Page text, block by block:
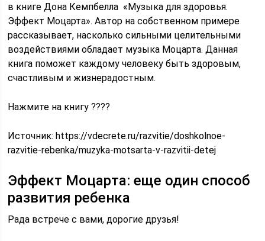
в книге Дона Кемпбелла «Музыка для здоровья.
Эффект Моцарта». Автор на собственном примере
рассказывает, насколько сильными целительными
воздействиями обладает музыка Моцарта. Данная
книга поможет каждому человеку быть здоровым,
счастливым и жизнерадостным.
Нажмите на книгу ????
Источник:https://vdecrete.ru/razvitie/doshkolnoe-
razvitie-rebenka/muzyka-motsarta-v-razvitii-detej
Эффект Моцарта: еще один способ
развития ребенка
Рада встрече с вами, дорогие друзья!